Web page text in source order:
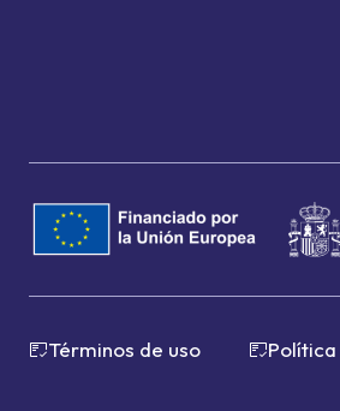
Términos de uso